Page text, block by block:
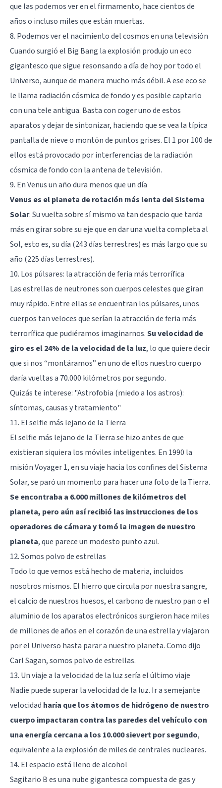
que las podemos ver en el firmamento, hace cientos de
años o incluso miles que están muertas.
8. Podemos ver el nacimiento del cosmos en una televisión
Cuando surgió el Big Bang la explosión produjo un eco
gigantesco que sigue resonsando a día de hoy por todo el
Universo, aunque de manera mucho más débil. A ese eco se
le llama radiación cósmica de fondo y es posible captarlo
con una tele antigua. Basta con coger uno de estos
aparatos y dejar de sintonizar, haciendo que se vea la típica
pantalla de nieve o montón de puntos grises. El 1 por 100 de
ellos está provocado por interferencias de la radiación
cósmica de fondo con la antena de televisión.
9. En Venus un año dura menos que un día
Venus es el planeta de rotación más lenta del Sistema
Solar. Su vuelta sobre sí mismo va tan despacio que tarda
más en girar sobre su eje que en dar una vuelta completa al
Sol, esto es, su día (243 días terrestres) es más largo que su
año (225 días terrestres).
10. Los púlsares: la atracción de feria más terrorífica
Las estrellas de neutrones son cuerpos celestes que giran
muy rápido. Entre ellas se encuentran los púlsares, unos
cuerpos tan veloces que serían la atracción de feria más
terrorífica que pudiéramos imaginarnos.Su velocidad de
giro es el 24% de la velocidad de la luz, lo que quiere decir
que si nos “montáramos” en uno de ellos nuestro cuerpo
daría vueltas a 70.000 kilómetros por segundo.
Quizás te interese: "Astrofobia (miedo a los astros):
síntomas, causas y tratamiento"
11. El selfie más lejano de la Tierra
El selfie más lejano de la Tierra se hizo antes de que
existieran siquiera los móviles inteligentes. En 1990 la
misión Voyager 1, en su viaje hacia los confines del Sistema
Solar, se paró un momento para hacer una foto de la Tierra.
Se encontraba a 6.000 millones de kilómetros del
planeta, pero aún así recibió las instrucciones de los
operadores de cámara y tomó la imagen de nuestro
planeta, que parece un modesto punto azul.
12. Somos polvo de estrellas
Todo lo que vemos está hecho de materia, incluidos
nosotros mismos. El hierro que circula por nuestra sangre,
el calcio de nuestros huesos, el carbono de nuestro pan o el
aluminio de los aparatos electrónicos surgieron hace miles
de millones de años en el corazón de una estrella y viajaron
por el Universo hasta parar a nuestro planeta. Como dijo
Carl Sagan, somos polvo de estrellas.
13. Un viaje a la velocidad de la luz sería el último viaje
Nadie puede superar la velocidad de la luz. Ir a semejante
velocidad haría que los átomos de hidrógeno de nuestro
cuerpo impactaran contra las paredes del vehículo con
una energía cercana a los 10.000 sievert por segundo,
equivalente a la explosión de miles de centrales nucleares.
14. El espacio está lleno de alcohol
Sagitario B es una nube gigantesca compuesta de gas y